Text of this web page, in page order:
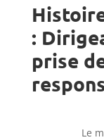
:
prise
Le